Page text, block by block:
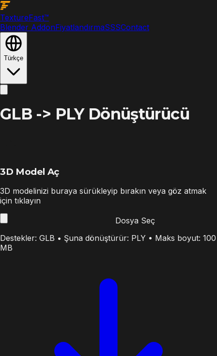
TextureFast™
Blender AddonFiyatlandırmaSSSContact
Türkçe
GLB -> PLY Dönüştürücü
3D Model Aç
3D modelinizi buraya sürükleyip bırakın veya göz atmak
için tıklayın
Dosya Seç
Destekler: GLB • Şuna dönüştürür: PLY • Maks boyut: 100
MB